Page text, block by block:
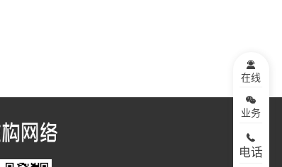
在线
业务
电话